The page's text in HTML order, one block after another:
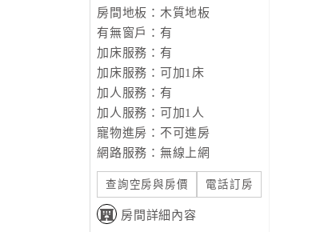
房間地板：木質地板
有無窗戶：有
加床服務：有
加床服務：可加1床
加人服務：有
加人服務：可加1人
寵物進房：不可進房
網路服務：無線上網
查詢空房與房價 電話訂房
房間詳細內容